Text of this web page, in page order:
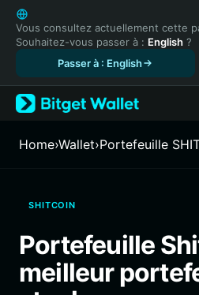
English
日本語
Tiếng Việt
Español (Latinoamérica)
Türkçe
Français
繁體中文
Bahasa Indonesia
ภาษาไทย
Vous consultez actuellement cette
Souhaitez-vous passer à : English ?
Passer à : English
Home›Wallet›Portefeuille
SHITCOIN
Portefeuille
meilleur